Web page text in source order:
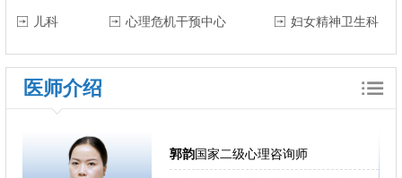
儿科 心理危机干预中心 妇女精神卫生科
医师介绍
郭韵国家二级心理咨询师